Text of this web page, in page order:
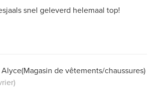
snel geleverd helemaal top!
Alyce(Magasin de vêtements/chaussures)